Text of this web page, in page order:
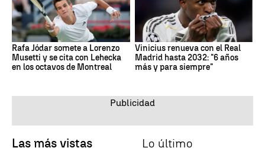
Rafa Jódar somete a Lorenzo
Musetti y se cita con Lehecka
en los octavos de Montreal
Vinicius renueva con el Real
Madrid hasta 2032: "6 años
más y para siempre"
Las más vistas Lo último